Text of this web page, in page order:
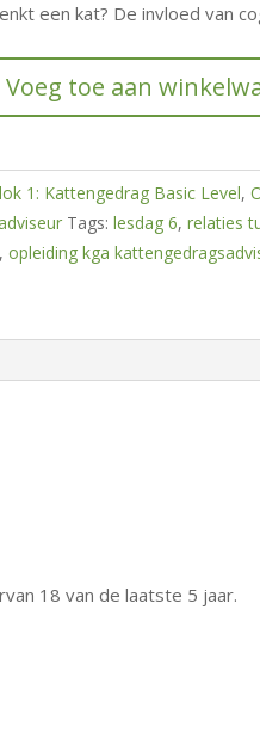
een kat? De invloed van
Voeg toe aan
1: Kattengedrag Basic Level,
Tags: lesdag 6, relaties
opleiding kga
18 van de laatste 5 jaar.